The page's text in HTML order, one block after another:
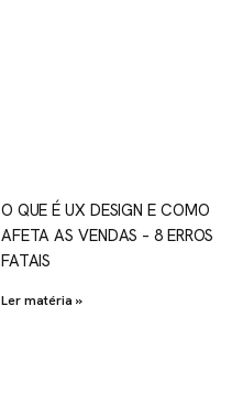
O QUE É UX DESIGN E COMO
AFETA AS VENDAS – 8 ERROS
FATAIS
Ler matéria »